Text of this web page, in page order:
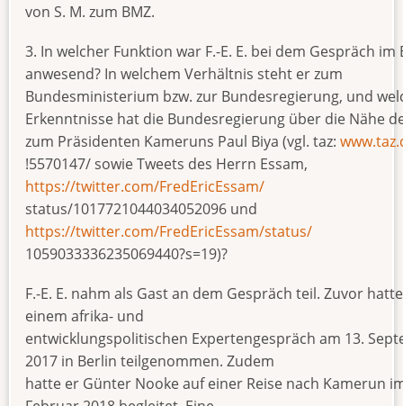
von S. M. zum BMZ.
3. In welcher Funktion war F.-E. E. bei dem Gespräch im
anwesend? In welchem Verhältnis steht er zum
Bundesministerium bzw. zur Bundesregierung, und
Erkenntnisse hat die Bundesregierung über die Nähe
zum Präsidenten Kameruns Paul Biya (vgl. taz:
!5570147/ sowie Tweets des Herrn Essam,
https://twitter.com/FredEricEssam/
status/1017721044034052096 und
https://twitter.com/FredEricEssam/status/
1059033336235069440?s=19)?
F.-E. E. nahm als Gast an dem Gespräch teil. Zuvor
einem afrika- und
entwicklungspolitischen Expertengespräch am 13.
2017 in Berlin teilgenommen. Zudem
hatte er Günter Nooke auf einer Reise nach Kamerun